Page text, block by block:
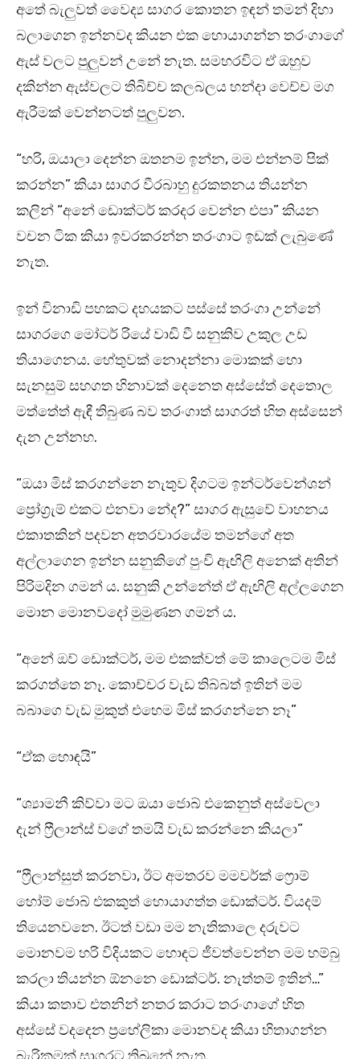
අතේ බැලුවත් වෛද්‍ය සාගර කොතන ඉඳන් තමන් දිහා
බලාගෙන ඉන්නවද කියන එක හොයාගන්න තරංගාගේ
ඇස් වලට පුලුවන් උනේ නැත. සමහරවිට ඒ ඔහුව
දකින්න ඇස්වලට තිබිච්ච කලබලය හන්දා වෙච්ච මග
ඇරීමක් වෙන්නටත් පුලුවන.
“හරි, ඔයාලා දෙන්න ඔතනම ඉන්න, මම එන්නම් පික්
කරන්න” කියා සාගර වීරබාහු දුරකතනය තියන්න
කලින් “අනේ ඩොක්ටර් කරදර වෙන්න එපා” කියන
වචන ටික කියා ඉවරකරන්න තරංගාට ඉඩක් ලැබුණේ
නැත.
ඉන් විනාඩි පහකට දහයකට පස්සේ තරංගා උන්නේ
සාගරගෙ මෝටර් රියේ වාඩි වී සනුකිව උකුල උඩ
තියාගෙනය. හේතුවක් නොදන්නා මොකක් හො
සැනසුම් සහගත හිනාවක් දෙනෙත අස්සේත් දෙතොල
මත්තේත් ඇඳී තිබුණ බව තරංගාත් සාගරත් හිත අස්සෙන්
දැන උන්නහ.
“ඔයා මිස් කරගන්නෙ නැතුව දිගටම ඉන්ටර්වෙන්ශන්
ප්‍රෝග්‍රැම් එකට එනවා නේද?” සාගර ඇසුවේ වාහනය
එකාතකින් පදවන අතරවාරයේම තමන්ගේ අත
අල්ලාගෙන ඉන්න සනුකිගේ පුංචි ඇඟිලි අනෙක් අතින්
පිරිමදින ගමන් ය. සනුකි උන්නේත් ඒ ඇඟිලි අල්ලගෙන
මොන මොනවදෝ මුමුණන ගමන් ය.
“අනේ ඔව් ඩොක්ටර්, මම එකක්වත් මේ කාලෙටම මිස්
කරගත්තෙ නෑ. කොච්චර වැඩ තිබ්බත් ඉතින් මම
බබාගෙ වැඩ මුකුත් එහෙම මිස් කරගන්නෙ නෑ”
“ඒක හොඳයි”
“ශ්‍යාමනී කිව්වා මට ඔයා ජොබ් එකෙනුත් අස්වෙලා
දැන් ෆ්‍රීලාන්ස් වගේ තමයි වැඩ කරන්නෙ කියලා”
“ෆ්‍රීලාන්සුත් කරනවා, ඊට අමතරව මමවර්ක් ෆ්‍රොම්
හෝම් ජොබ් එකකුත් හොයාගත්ත ඩොක්ටර්. වියදම්
තියෙනවනෙ. ඊටත් වඩා මම නැතිකාලෙ දරුවට
මොනවම හරි විදියකට හොඳට ජීවත්වෙන්න මම හම්බු
කරලා තියන්න ඕනනෙ ඩොක්ටර්. නැත්තම් ඉතින්…”
කියා කතාව එතනින් නතර කරාට තරංගාගේ හිත
අස්සේ වදදෙන ප්‍රහේලිකා මොනවද කියා හිතාගන්න